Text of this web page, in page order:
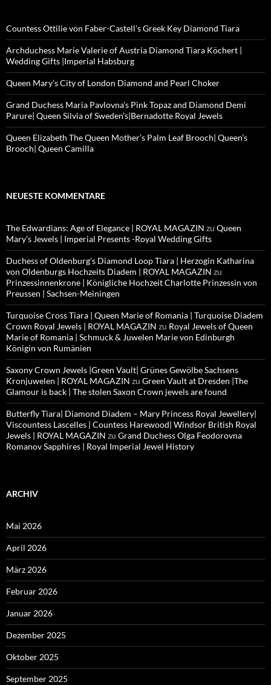
Countess Ottilie von Faber-Castell’s Greek Key Diamond Tiara
Archduchess Marie Valerie of Austria Diamond Tiara Köchert |
Wedding Gifts |Imperial Habsburg
Queen Mary’s City of London Diamond and Pearl Choker
Grand Duchess Maria Pavlovna’s Pink Topaz and Diamond Demi
Parure| Queen Silvia of Sweden’s|Bernadotte Royal Jewels
Queen Elizabeth The Queen Mother’s Palm Leaf Brooch| Queen’s
Brooch| Queen Camilla
NEUESTE KOMMENTARE
The Edwardians: Age of Elegance | ROYAL MAGAZIN zu Queen
Mary’s Jewels | Imperial Presents -Royal Wedding Gifts
Duchess of Oldenburg’s Diamond Loop Tiara | Herzogin Katharina
von Oldenburgs Hochzeits Diadem | ROYAL MAGAZIN zu
Prinzessinnenkrone | Königliche Hochzeit Charlotte Prinzessin von
Preussen | Sachsen-Meiningen
Turquoise Cross Tiara | Queen Marie of Romania | Turquoise Diadem
Crown Royal Jewels | ROYAL MAGAZIN zu Royal Jewels of Queen
Marie of Romania | Schmuck & Juwelen Marie von Edinburgh
Königin von Rumänien
Saxony Crown Jewels |Green Vault| Grünes Gewölbe Sachsens
Kronjuwelen | ROYAL MAGAZIN zu Green Vault at Dresden |The
Glamour is back | The stolen Saxon Crown jewels are found
Butterfly Tiara| Diamond Diadem – Mary Princess Royal Jewellery|
Viscountess Lascelles | Countess Harewood| Windsor British Royal
Jewels | ROYAL MAGAZIN zu Grand Duchess Olga Feodorovna
Romanov Sapphires | Royal Imperial Jewel History
ARCHIV
Mai 2026
April 2026
März 2026
Februar 2026
Januar 2026
Dezember 2025
Oktober 2025
September 2025